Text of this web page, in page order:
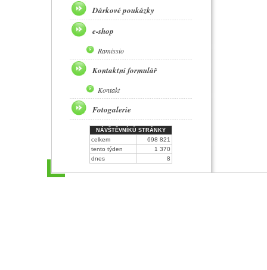
Dárkové poukázky
e-shop
Ramissio
Kontaktní formulář
Kontakt
Fotogalerie
NÁVŠTĚVNÍKŮ STRÁNKY
celkem
698 821
tento týden
1 370
dnes
8